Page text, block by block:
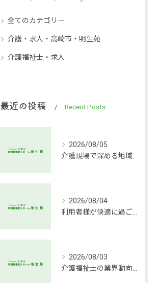
全てのカテゴリー
介護・求人・高崎市・明生苑
介護福祉士・求人
最近の投稿 Recent Posts
2026/08/05
2026/08/04
2026/08/03